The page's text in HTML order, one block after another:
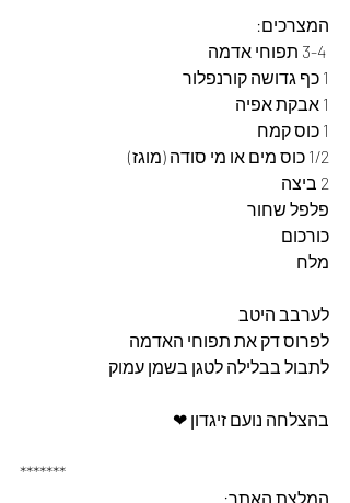
המצרכים:
1 כף גדושה קורנפלור
1 אבקת אפיה
1 כוס קמח
1/2 כוס מים או מי סודה (מוגז)
2 ביצה
פלפל שחור
כורכום
מלח
לערבב היטב
לפרוס דק את תפוחי האדמה
לתבול בבלילה לטגן בשמן עמוק
בהצלחה נועם זיגדון ❤
*******
המלצת האתר: